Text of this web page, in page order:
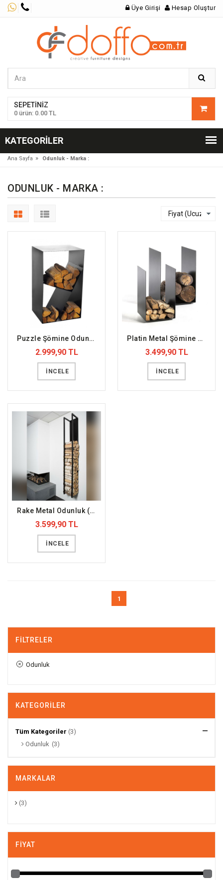
Üye Girişi Hesap Oluştur
SEPETINIZ
0 ürün: 0.00 TL
KATEGORILER
Ana Sayfa » Odunluk - Marka :
ODUNLUK - MARKA :
Puzzle Şömine Odunluk (DFFODN7)
2.999,90 TL
İNCELE
Platin Metal Şömine Odunluk (DFFODN6)
3.499,90 TL
İNCELE
Rake Metal Odunluk (DFFODN8)
3.599,90 TL
İNCELE
1
FILTRELER
Odunluk
KATEGORILER
Tüm Kategoriler (3)
Odunluk (3)
MARKALAR
(3)
FIYAT